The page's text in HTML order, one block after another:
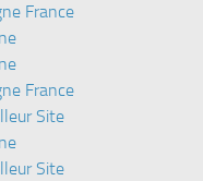
France
France
Site
Site